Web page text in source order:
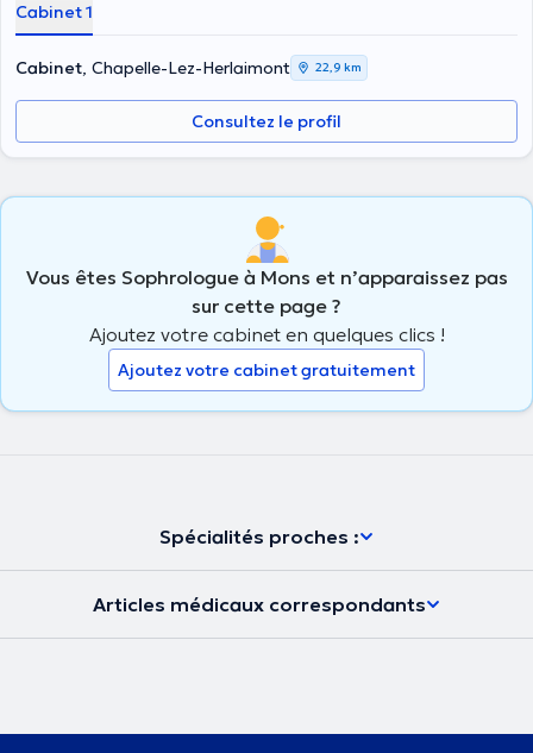
Cabinet 1
Cabinet, Chapelle-Lez-Herlaimont 22,9 km
Consultez le profil
Vous êtes Sophrologue à Mons et n’apparaissez pas
sur cette page ?
Ajoutez votre cabinet en quelques clics !
Ajoutez votre cabinet gratuitement
Spécialités proches :
Articles médicaux correspondants